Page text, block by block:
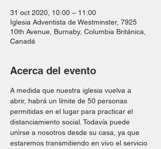
31 oct 2020, 10:00 – 11:00
Iglesia Adventista de Westminster, 7925
10th Avenue, Burnaby, Columbia Británica,
Canadá
Acerca del evento
A medida que nuestra iglesia vuelva a
abrir, habrá un límite de 50 personas
permitidas en el lugar para practicar el
distanciamiento social. Todavía puede
unirse a nosotros desde su casa, ya que
estaremos transmitiendo en vivo el servicio